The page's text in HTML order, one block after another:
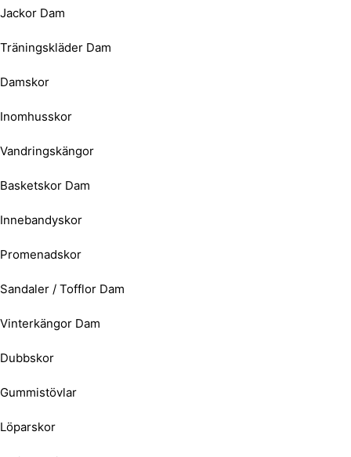
Jackor Dam
Träningskläder Dam
Damskor
Inomhusskor
Vandringskängor
Basketskor Dam
Innebandyskor
Promenadskor
Sandaler / Tofflor Dam
Vinterkängor Dam
Dubbskor
Gummistövlar
Löparskor